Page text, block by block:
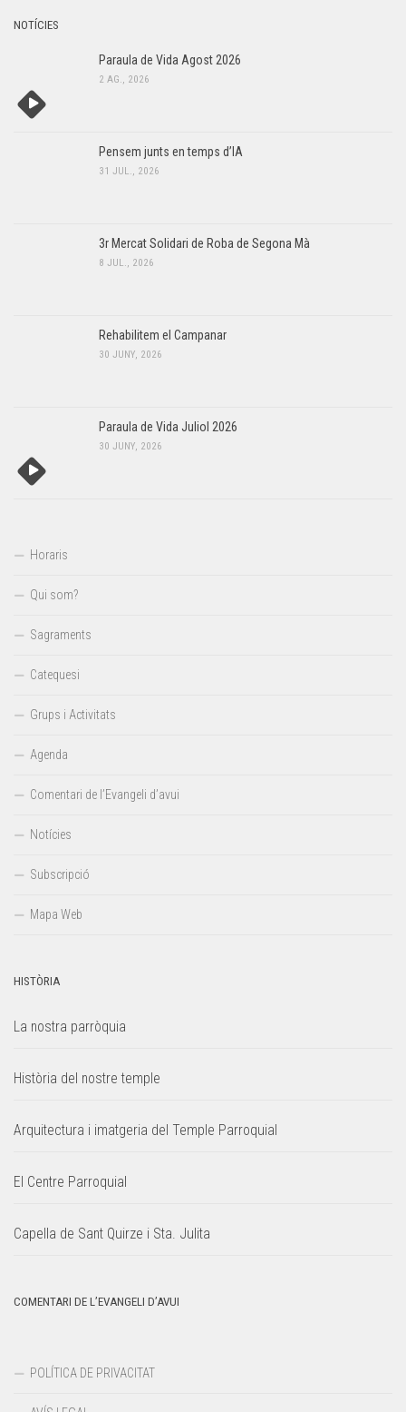
NOTÍCIES
Paraula de Vida Agost 2026
2 AG., 2026
Pensem junts en temps d’IA
31 JUL., 2026
3r Mercat Solidari de Roba de Segona Mà
8 JUL., 2026
Rehabilitem el Campanar
30 JUNY, 2026
Paraula de Vida Juliol 2026
30 JUNY, 2026
Horaris
Qui som?
Sagraments
Catequesi
Grups i Activitats
Agenda
Comentari de l’Evangeli d’avui
Notícies
Subscripció
Mapa Web
HISTÒRIA
La nostra parròquia
Història del nostre temple
Arquitectura i imatgeria del Temple Parroquial
El Centre Parroquial
Capella de Sant Quirze i Sta. Julita
COMENTARI DE L’EVANGELI D’AVUI
POLÍTICA DE PRIVACITAT